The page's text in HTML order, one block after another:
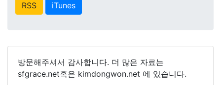
RSS iTunes
방문해주셔서 감사합니다. 더 많은 자료는
sfgrace.net혹은 kimdongwon.net 에 있습니다.